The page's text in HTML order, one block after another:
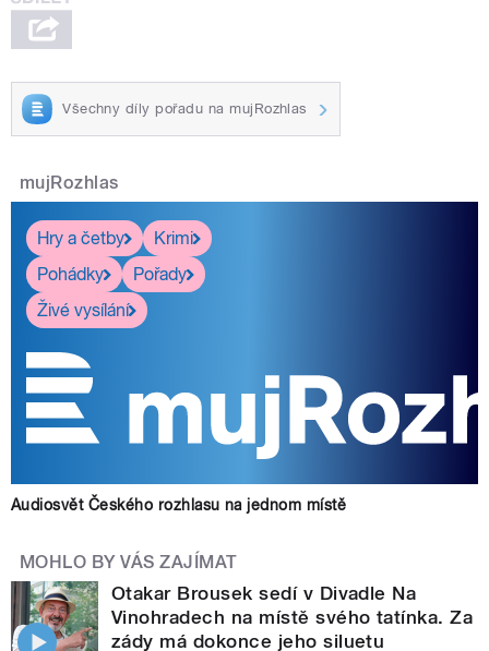
Všechny díly pořadu na mujRozhlas
mujRozhlas
Hry a četby
Krimi
Pohádky
Pořady
Živé vysílání
Audiosvět Českého rozhlasu na jednom místě
MOHLO BY VÁS ZAJÍMAT
Otakar Brousek sedí v Divadle Na
Vinohradech na místě svého tatínka. Za
zády má dokonce jeho siluetu